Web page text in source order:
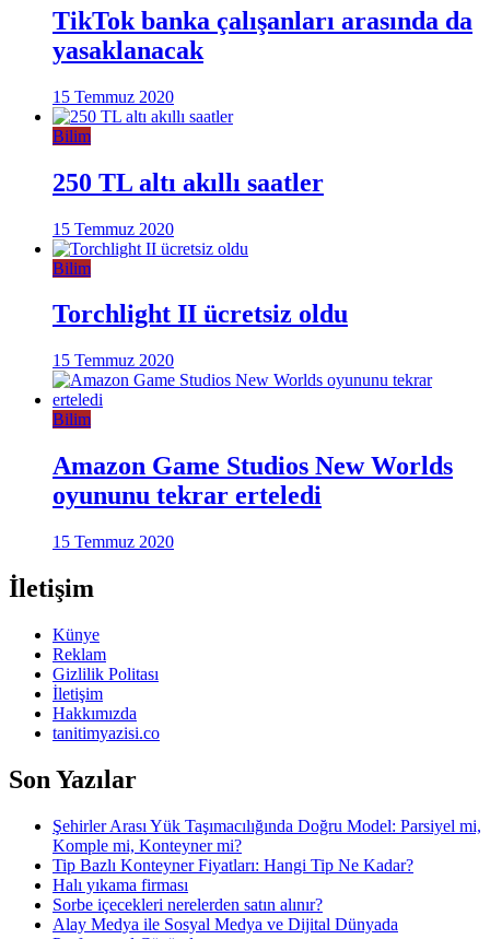
TikTok banka çalışanları arasında da
yasaklanacak
15 Temmuz 2020
Bilim
250 TL altı akıllı saatler
15 Temmuz 2020
Bilim
Torchlight II ücretsiz oldu
15 Temmuz 2020
Bilim
Amazon Game Studios New Worlds
oyununu tekrar erteledi
15 Temmuz 2020
İletişim
Künye
Reklam
Gizlilik Politası
İletişim
Hakkımızda
tanitimyazisi.co
Son Yazılar
Şehirler Arası Yük Taşımacılığında Doğru Model: Parsiyel mi,
Komple mi, Konteyner mi?
Tip Bazlı Konteyner Fiyatları: Hangi Tip Ne Kadar?
Halı yıkama firması
Sorbe içecekleri nerelerden satın alınır?
Alay Medya ile Sosyal Medya ve Dijital Dünyada